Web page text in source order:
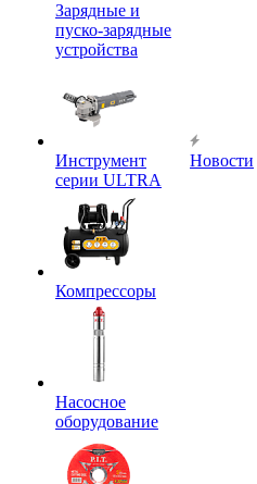
Зарядные и
пуско-зарядные
устройства
Инструмент
серии ULTRA
Компрессоры
Насосное
оборудование
Новости